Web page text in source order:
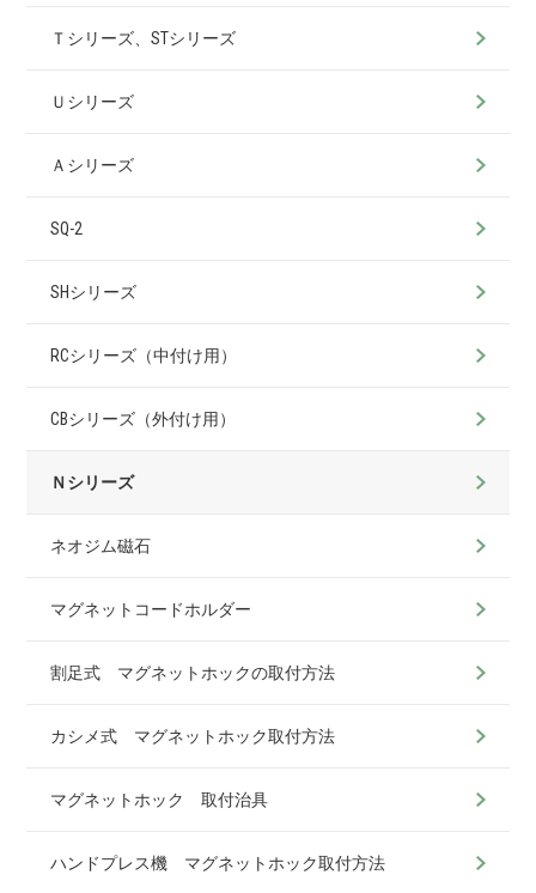
Ｔシリーズ、STシリーズ
Ｕシリーズ
Ａシリーズ
SQ-2
SHシリーズ
RCシリーズ（中付け用）
CBシリーズ（外付け用）
Ｎシリーズ
ネオジム磁石
マグネットコードホルダー
割足式 マグネットホックの取付方法
カシメ式 マグネットホック取付方法
マグネットホック 取付治具
ハンドプレス機 マグネットホック取付方法